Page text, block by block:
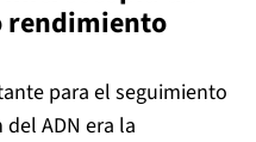
rendimiento
para el seguimiento
ADN era la